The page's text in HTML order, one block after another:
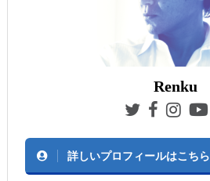
Renku
詳しいプロフィールはこちら